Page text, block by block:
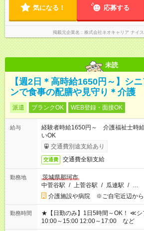
気になる！ 応募する
掲載元企業名 株式会社ネオキャリア ナイ
未読
【週2日＊高時給1650円～】シ
ンで食事の配膳や見守り＊介護
派遣 ブランクOK WEB登録・面接OK
給与
経験者時給1650円～ 介護福祉士時
いOK
交通費別途支給あり
交通費 交通費全額支給
勤務地
茨城県那珂市
中菅谷駅 / 上菅谷駅 / 瓜連駅 / …
介護施設や病院 ※ご自宅近辺から
勤務時間
★【日勤のみ】1日5時間～OK！ ≪シフト例≫ 9:00～14:00
10:00～15:00 12:00～17:00 など